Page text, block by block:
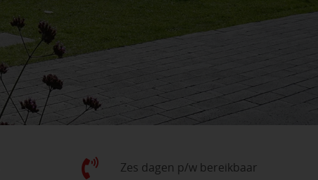
Zes dagen p/w bereikbaar